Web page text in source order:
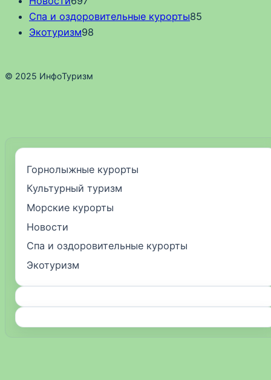
Спа и оздоровительные курорты85
Экотуризм98
© 2025 ИнфоТуризм
Горнолыжные курорты
Культурный туризм
Морские курорты
Новости
Спа и оздоровительные курорты
Экотуризм